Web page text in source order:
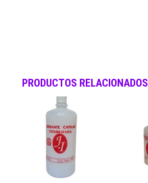
PRODUCTOS RELACIONADOS